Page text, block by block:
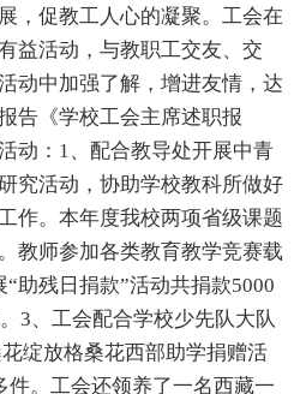
，促教工人心的凝聚。工会在
益活动，与教职工交友、交
动中加强了解，增进友情，达
告《学校工会主席述职报
动：1、配合教导处开展中青
究活动，协助学校教科所做好
作。本年度我校两项省级课题
教师参加各类教育教学竞赛载
助残日捐款”活动共捐款5000
3、工会配合学校少先队大队
绽放格桑花西部助学捐赠活
件。工会还领养了一名西藏一